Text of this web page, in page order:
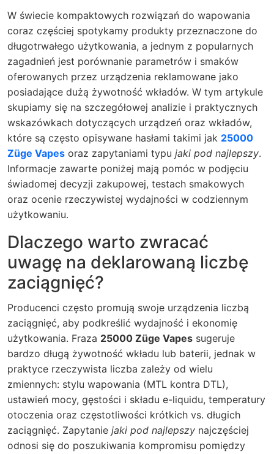
W świecie kompaktowych rozwiązań do wapowania
coraz częściej spotykamy produkty przeznaczone do
długotrwałego użytkowania, a jednym z popularnych
zagadnień jest porównanie parametrów i smaków
oferowanych przez urządzenia reklamowane jako
posiadające dużą żywotność wkładów. W tym artykule
skupiamy się na szczegółowej analizie i praktycznych
wskazówkach dotyczących urządzeń oraz wkładów,
które są często opisywane hasłami takimi jak 25000
Züge Vapes oraz zapytaniami typu jaki pod najlepszy.
Informacje zawarte poniżej mają pomóc w podjęciu
świadomej decyzji zakupowej, testach smakowych
oraz ocenie rzeczywistej wydajności w codziennym
użytkowaniu.
Dlaczego warto zwracać
uwagę na deklarowaną liczbę
zaciągnięć?
Producenci często promują swoje urządzenia liczbą
zaciągnięć, aby podkreślić wydajność i ekonomię
użytkowania. Fraza 25000 Züge Vapes sugeruje
bardzo długą żywotność wkładu lub baterii, jednak w
praktyce rzeczywista liczba zależy od wielu
zmiennych: stylu wapowania (MTL kontra DTL),
ustawień mocy, gęstości i składu e-liquidu, temperatury
otoczenia oraz częstotliwości krótkich vs. długich
zaciągnięć. Zapytanie jaki pod najlepszy najczęściej
odnosi się do poszukiwania kompromisu pomiędzy